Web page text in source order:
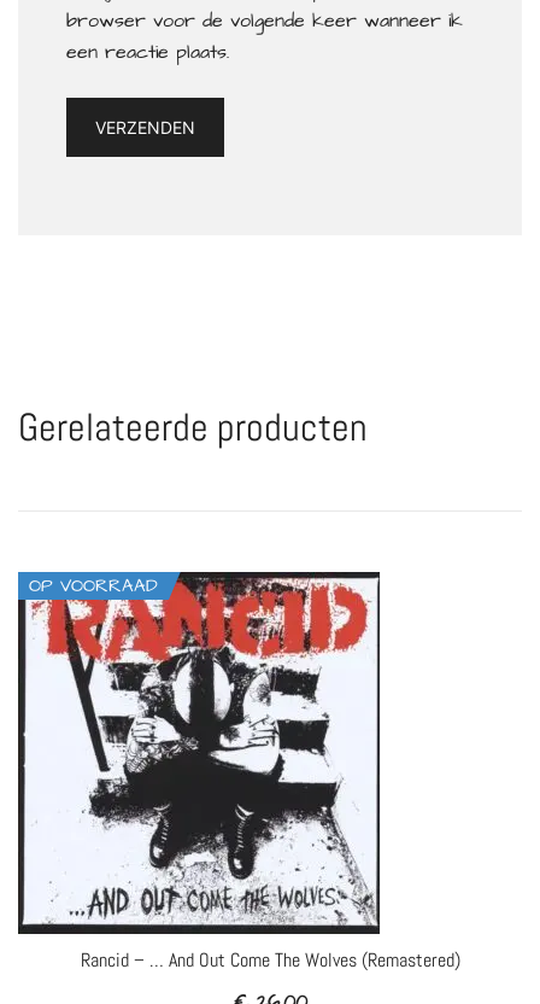
browser voor de volgende keer wanneer ik
een reactie plaats.
Gerelateerde producten
OP VOORRAAD
Rancid – … And Out Come The Wolves (Remastered)